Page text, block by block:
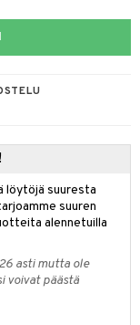
löytöjä suuresta
suuren
alennetuilla
asti mutta ole
voivat päästä